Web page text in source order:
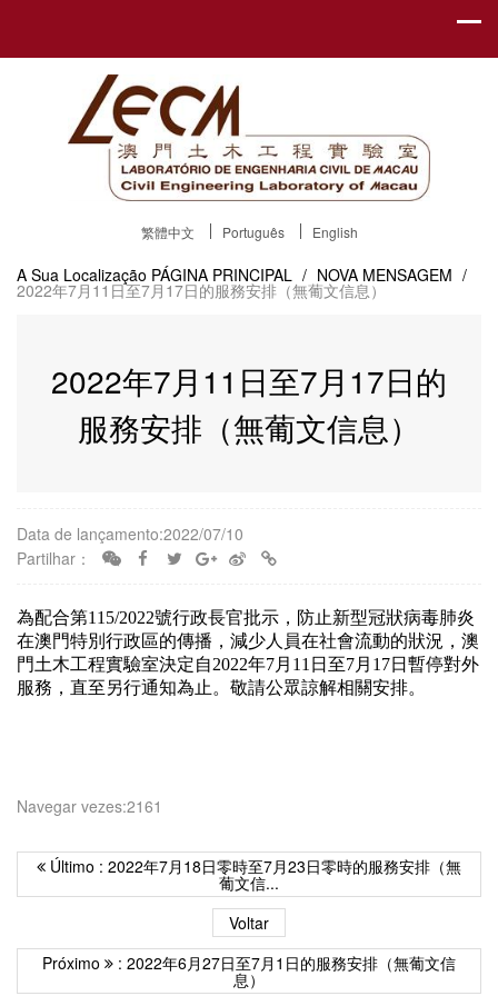
繁體中文 Português English
A Sua Localização PÁGINA PRINCIPAL / NOVA MENSAGEM /
2022年7月11日至7月17日的服務安排（無葡文信息）
2022年7月11日至7月17日的
服務安排（無葡文信息）
Data de lançamento:2022/07/10
Partilhar：
為配合第115/2022號行政長官批示，防止新型冠狀病毒肺炎
在澳門特別行政區的傳播，減少人員在社會流動的狀況，澳
門土木工程實驗室決定自2022年7月11日至7月17日暫停對外
服務，直至另行通知為止。敬請公眾諒解相關安排。
Navegar vezes:2161
Último : 2022年7月18日零時至7月23日零時的服務安排（無
葡文信...
Voltar
Próximo
: 2022年6月27日至7月1日的服務安排（無葡文信
息）